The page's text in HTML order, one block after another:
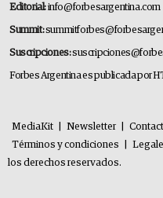
Editorial:info@forbesargentina.com
Summit:
Suscripciones:
Forbes Argentina es publicada por
MediaKit Newsletter
Términos y condiciones
los derechos reservados.